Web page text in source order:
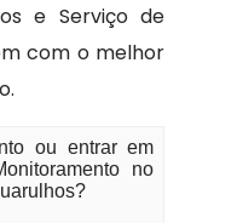
e Serviço de
com o melhor
ou entrar em
no